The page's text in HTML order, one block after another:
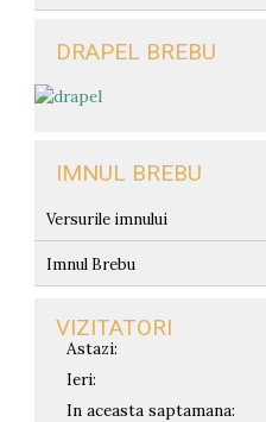
DRAPEL BREBU
IMNUL BREBU
Versurile imnului
Imnul Brebu
VIZITATORI
Astazi:
Ieri:
In aceasta saptamana: